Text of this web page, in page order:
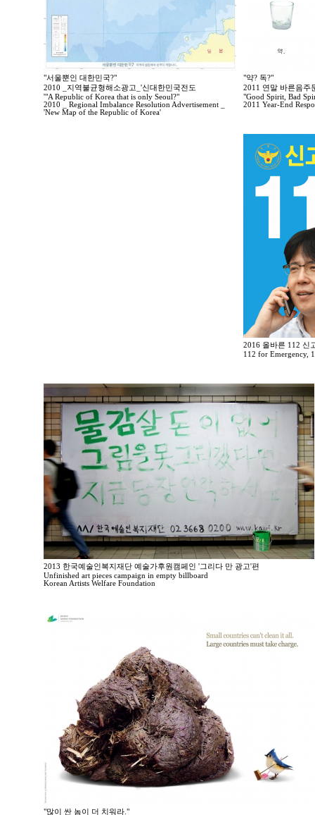
"서울뿐인 대한민국?"
2010 _지역불균형해소광고_'신대한민국전도
'"A Republic of Korea that is only Seoul?"
2010 _ Regional Imbalance Resolution Advertisement _
'New Map of the Republic of Korea'
"약? 독?"
2011 연말 바른음주
"Good Spirit, Bad
2011 Year-End
2016 올바른 112 신
112 for Emergency,
2013 한국예술인복지재단 예술가후원캠페인 '그리다 만 광고'편
Unfinished art pieces campaign in empty billboard
Korean Artists Welfare Foundation
"많이 싼 놈이 더 치워라."